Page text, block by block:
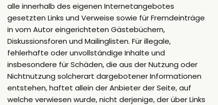
alle innerhalb des eigenen Internetangebotes
gesetzten Links und Verweise sowie für Fremdeinträge
in vom Autor eingerichteten Gästebüchern,
Diskussionsforen und Mailinglisten. Für illegale,
fehlerhafte oder unvollständige Inhalte und
insbesondere für Schäden, die aus der Nutzung oder
Nichtnutzung solcherart dargebotener Informationen
entstehen, haftet allein der Anbieter der Seite, auf
welche verwiesen wurde, nicht derjenige, der über Links